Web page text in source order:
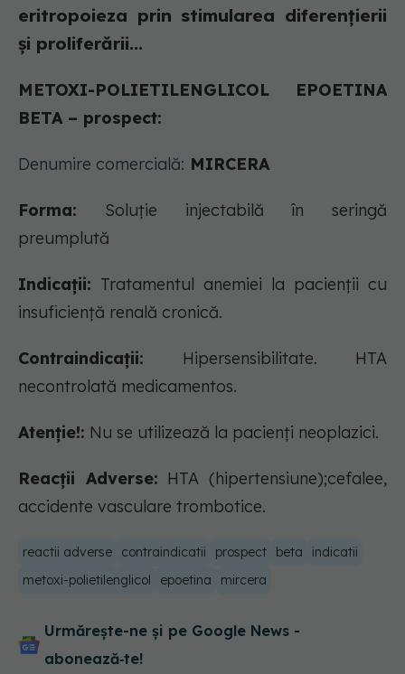
eritropoieza prin stimularea diferențierii
și proliferării...
METOXI-POLIETILENGLICOL EPOETINA
BETA – prospect:
Denumire comercială: MIRCERA
Forma: Soluție injectabilă în seringă
preumplută
Indicații: Tratamentul anemiei la pacienții cu
insuficiență renală cronică.
Contraindicații: Hipersensibilitate. HTA
necontrolată medicamentos.
Atenție!: Nu se utilizează la pacienți neoplazici.
Reacții Adverse: HTA (hipertensiune);cefalee,
accidente vasculare trombotice.
reactii adverse contraindicatii prospect beta
indicatii
metoxi-polietilenglicol
epoetina mircera
Urmărește-ne și pe Google News -
abonează‑te!